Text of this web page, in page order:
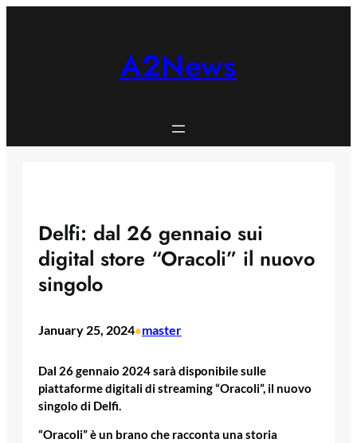
A2News
Delfi: dal 26 gennaio sui
digital store “Oracoli” il nuovo
singolo
January 25, 2024•master
Dal 26 gennaio 2024 sarà disponibile sulle
piattaforme digitali di streaming “Oracoli”, il nuovo
singolo di Delfi.
“Oracoli” è un brano che racconta una storia